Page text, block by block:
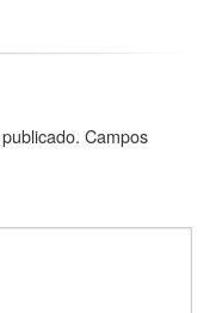
Campos